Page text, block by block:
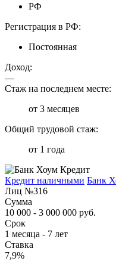
РФ
Регистрация в РФ:
Постоянная
Доход:
—
Стаж на последнем месте:
от 3 месяцев
Общий трудовой стаж:
от 1 года
Кредит наличными Банк
Лиц №316
Сумма
10 000 - 3 000 000 руб.
Срок
1 месяца - 7 лет
Ставка
7,9%